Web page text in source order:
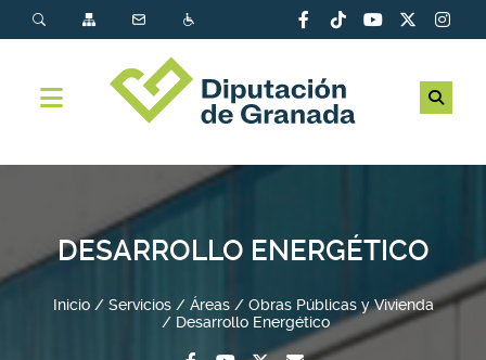
DESARROLLO ENERGÉTICO
Inicio Servicios Áreas
Obras Públicas y Vivienda
Desarrollo Energético